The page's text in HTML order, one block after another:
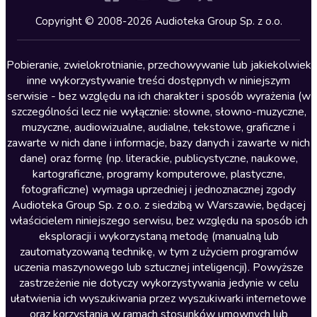
Kryminały
Lektury szkolne
Literatura anglojęzyczna
Literatura faktu
Literatura obyczajowa
Literatura piękna obca
Literatura piękna polska
Nagrania relaksacyjne
Nauka języków
Nauki humanistyczne
Podcasty i audycje
Polityka
Prasa
Copyright © 2008-2026 Audioteka Group Sp. z o.o.
Pobieranie, zwielokrotnianie, przechowywanie lub jakiekolwiek
inne wykorzystywanie treści dostępnych w niniejszym
serwisie - bez względu na ich charakter i sposób wyrażenia (w
szczególności lecz nie wyłącznie: słowne, słowno-muzyczne,
muzyczne, audiowizualne, audialne, tekstowe, graficzne i
zawarte w nich dane i informacje, bazy danych i zawarte w nich
dane) oraz formę (np. literackie, publicystyczne, naukowe,
kartograficzne, programy komputerowe, plastyczne,
fotograficzne) wymaga uprzedniej i jednoznacznej zgody
Audioteka Group Sp. z o.o. z siedzibą w Warszawie, będącej
właścicielem niniejszego serwisu, bez względu na sposób ich
eksploracji i wykorzystaną metodę (manualną lub
zautomatyzowaną technikę, w tym z użyciem programów
uczenia maszynowego lub sztucznej inteligencji). Powyższe
zastrzeżenie nie dotyczy wykorzystywania jedynie w celu
ułatwienia ich wyszukiwania przez wyszukiwarki internetowe